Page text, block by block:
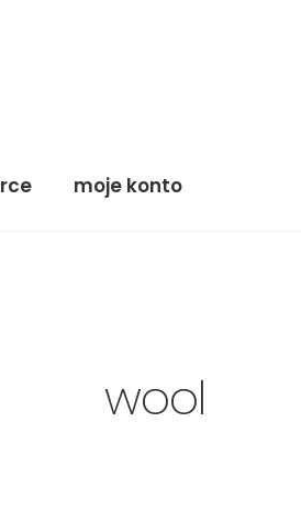
moje konto
wool